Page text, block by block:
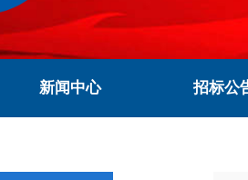
新闻中心 招标公